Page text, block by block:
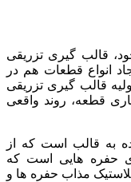
قالب گیری تزریقی
انواع قطعات هم در
قالب گیری تزریقی
قطعه، روند واقعی
به قالب است که از
حفره هایی است که
مذاب حفره ها و